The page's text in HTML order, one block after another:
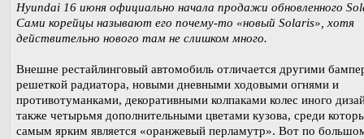
Hyundai 16 июня официально начала продажи обновленного
Сами корейцы называют его почему-то «новый Solaris», хотя
действительно нового там не слишком много.
Внешне рестайлинговый автомобиль отличается другими
решеткой радиатора, новыми дневными ходовыми огнями и
противотуманками, декоративными колпаками колес иного
также четырьмя дополнительными цветами кузова, среди
самым ярким является «оранжевый перламутр». Вот по